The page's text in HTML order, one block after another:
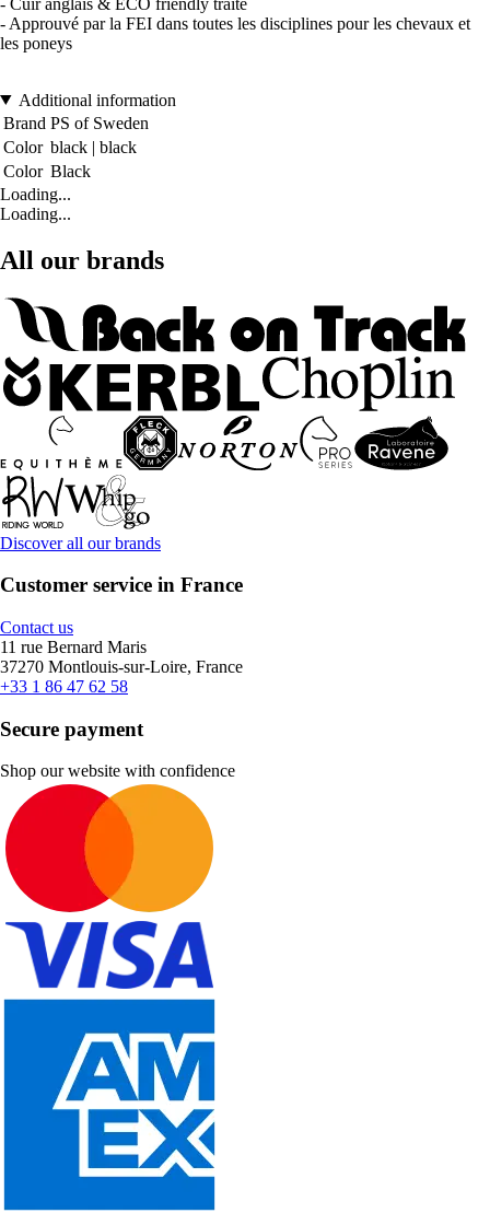
- Approuvé par la FEI dans toutes les disciplines pour les chevaux et
les poneys
Additional information
Brand PS of Sweden
Color black | black
Color Black
Loading...
Loading...
All our brands
Discover all our brands
Customer service in France
Contact us
11 rue Bernard Maris
37270 Montlouis-sur-Loire, France
+33 1 86 47 62 58
Secure payment
Shop our website with confidence